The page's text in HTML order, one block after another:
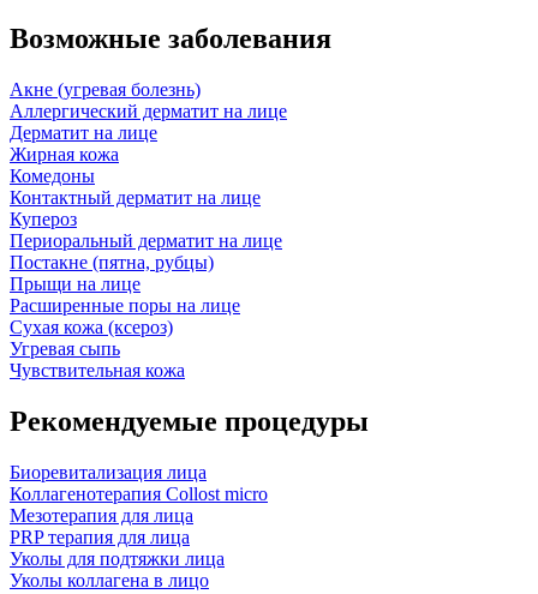
Возможные заболевания
Акне (угревая болезнь)
Аллергический дерматит на лице
Дерматит на лице
Жирная кожа
Комедоны
Контактный дерматит на лице
Купероз
Периоральный дерматит на лице
Постакне (пятна, рубцы)
Прыщи на лице
Расширенные поры на лице
Сухая кожа (ксероз)
Угревая сыпь
Чувствительная кожа
Рекомендуемые процедуры
Биоревитализация лица
Коллагенотерапия Collost micro
Мезотерапия для лица
PRP терапия для лица
Уколы для подтяжки лица
Уколы коллагена в лицо